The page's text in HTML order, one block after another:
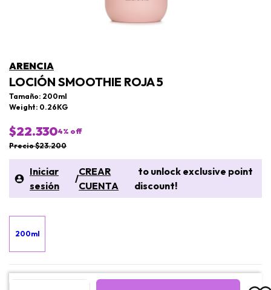
ARENCIA
LOCIÓN SMOOTHIE ROJA 5
Tamaño: 200ml
Weight: 0.26KG
$22.3304% off
Precio $23.200
Iniciar
sesión
/
CREAR
CUENTA
to unlock exclusive point
discount!
200ml